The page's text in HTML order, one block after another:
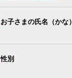
お子さまの氏名（かな）
性別